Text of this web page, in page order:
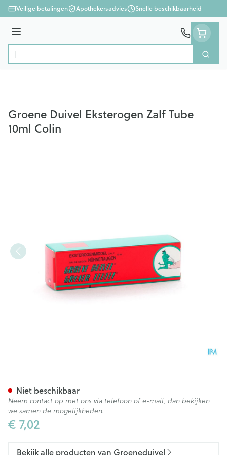
Ga naar de inhoud
Veilige betalingen Apothekersadvies Snelle beschikbaarheid
Menu
Product, merk, categorie...
Zoek
Groene Duivel Eksterogen Zalf Tube
10ml Colin
€ 7,02
Niet beschikbaar
Neem contact op met ons via telefoon of e-mail, dan bekijken
we samen de mogelijkheden.
Bekijk alle producten van Groeneduivel